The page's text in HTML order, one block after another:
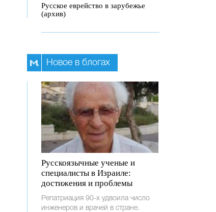
Русское еврейство в зарубежье
(архив)
Новое в блогах
Русскоязычные ученые и
специалисты в Израиле:
достижения и проблемы
Репатриация 90-х удвоила число
инженеров и врачей в стране.